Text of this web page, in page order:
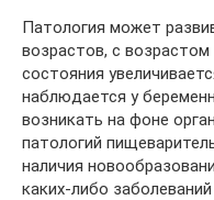
Патология может
возрастов, с возрастом
состояния
наблюдается у
возникать на фоне
патологий
наличия
каких-либо